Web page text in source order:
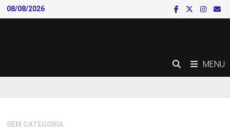
Skip
to
08/08/2026
MENU
SEM CATEGORIA